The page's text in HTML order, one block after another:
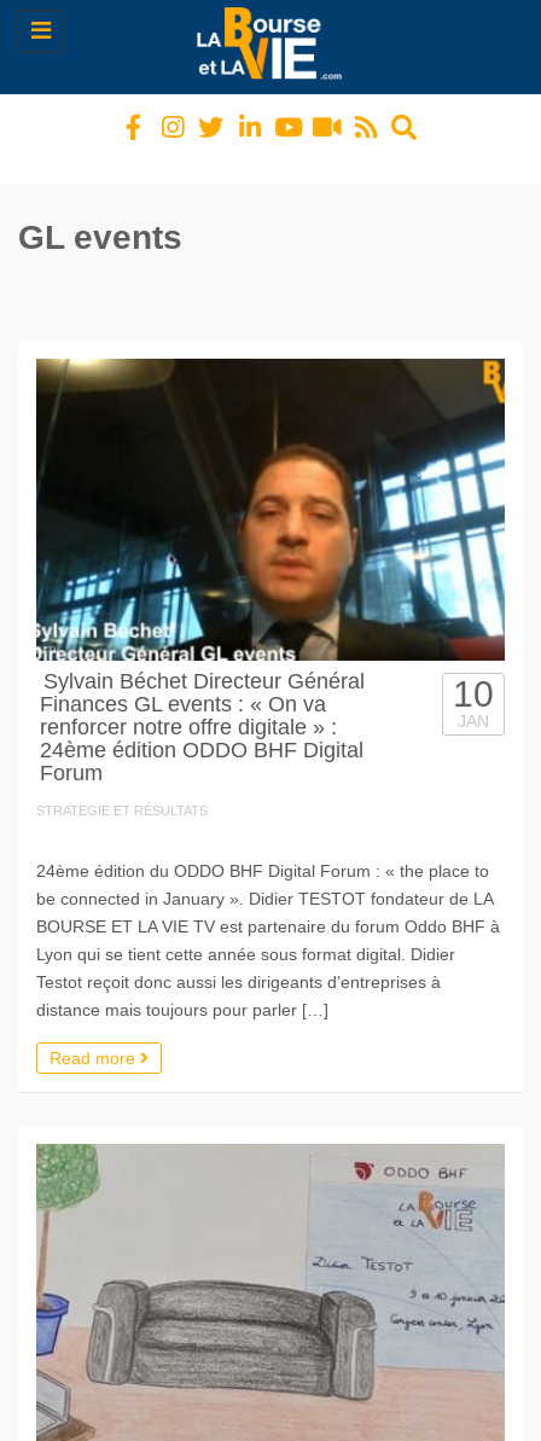
Toggle
navigation
GL events
Sylvain Béchet Directeur Général
Finances GL events : « On va
renforcer notre offre digitale » :
24ème édition ODDO BHF Digital
Forum
STRATEGIE ET RÉSULTATS
10
JAN
24ème édition du ODDO BHF Digital Forum : « the place to
be connected in January ». Didier TESTOT fondateur de LA
BOURSE ET LA VIE TV est partenaire du forum Oddo BHF à
Lyon qui se tient cette année sous format digital. Didier
Testot reçoit donc aussi les dirigeants d’entreprises à
distance mais toujours pour parler […]
Read more